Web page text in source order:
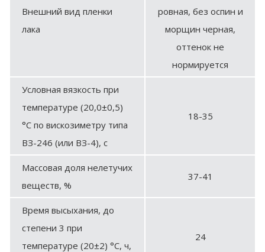
Внешний вид пленки
лака
ровная, без оспин и
морщин черная,
оттенок не
нормируется
Условная вязкость при
температуре (20,0±0,5)
°С по вискозиметру типа
ВЗ-246 (или ВЗ-4), с
18-35
Массовая доля нелетучих
веществ, %
37-41
Время высыхания, до
степени 3 при
температуре (20±2) °С, ч,
24